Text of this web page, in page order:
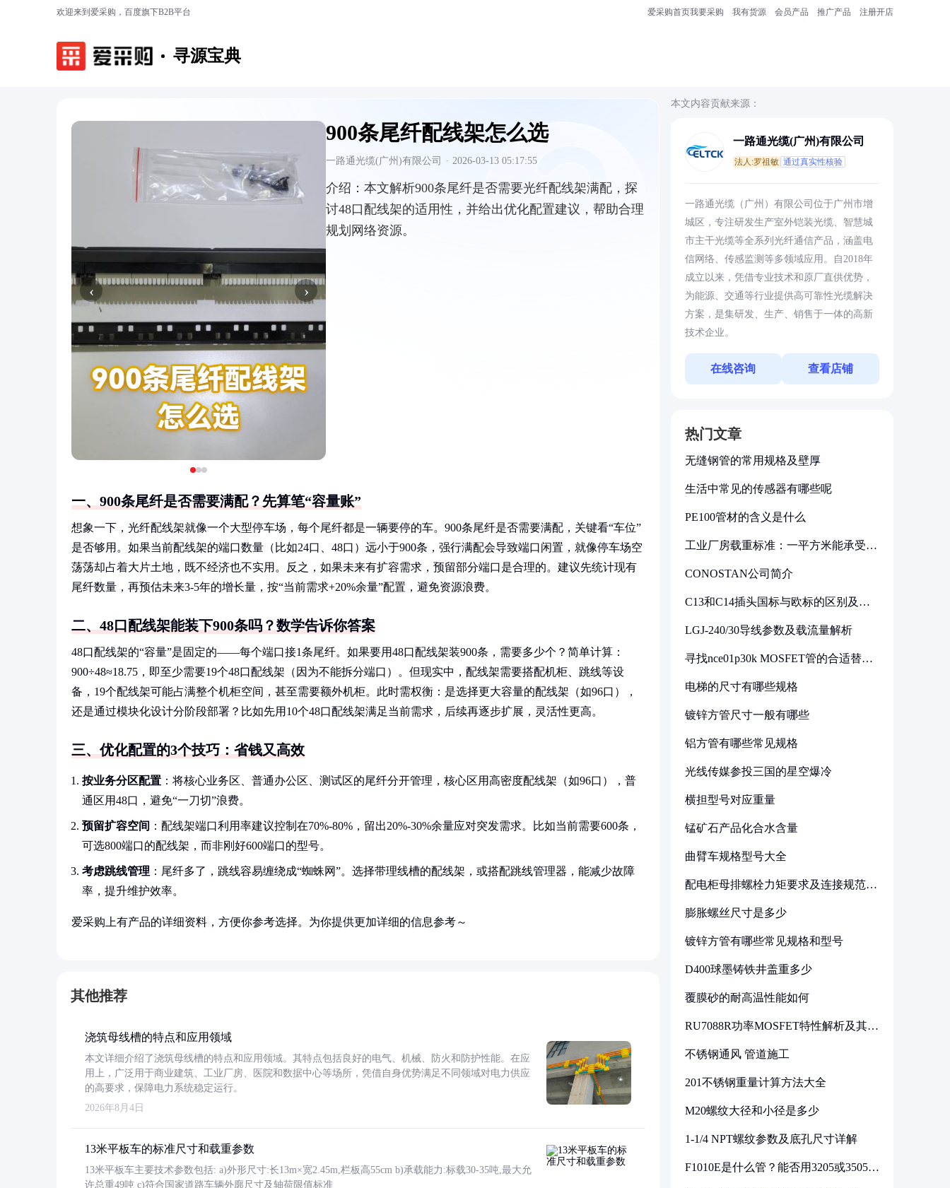
欢迎来到爱采购，百度旗下B2B平台 爱采购首页我要采购 我有货源 会员产品 推广产品 注册开店
寻源宝典
‹ ›
900条尾纤配线架怎么选
一路通光缆(广州)有限公司 · 2026-03-13 05:17:55
介绍： 本文解析900条尾纤是否需要光纤配线架满配，探
讨48口配线架的适用性，并给出优化配置建议，帮助合理
规划网络资源。
一、900条尾纤是否需要满配？先算笔“容量账”
想象一下，光纤配线架就像一个大型停车场，每个尾纤都是一辆要停的车。900条尾纤是否需要满配，关键看“车位”
是否够用。如果当前配线架的端口数量（比如24口、48口）远小于900条，强行满配会导致端口闲置，就像停车场空
荡荡却占着大片土地，既不经济也不实用。反之，如果未来有扩容需求，预留部分端口是合理的。建议先统计现有
尾纤数量，再预估未来3-5年的增长量，按“当前需求+20%余量”配置，避免资源浪费。
二、48口配线架能装下900条吗？数学告诉你答案
48口配线架的“容量”是固定的——每个端口接1条尾纤。如果要用48口配线架装900条，需要多少个？简单计算：
900÷48≈18.75，即至少需要19个48口配线架（因为不能拆分端口）。但现实中，配线架需要搭配机柜、跳线等设
备，19个配线架可能占满整个机柜空间，甚至需要额外机柜。此时需权衡：是选择更大容量的配线架（如96口），
还是通过模块化设计分阶段部署？比如先用10个48口配线架满足当前需求，后续再逐步扩展，灵活性更高。
三、优化配置的3个技巧：省钱又高效
按业务分区配置 ：将核心业务区、普通办公区、测试区的尾纤分开管理，核心区用高密度配线架（如96口），普
通区用48口，避免“一刀切”浪费。
预留扩容空间 ：配线架端口利用率建议控制在70%-80%，留出20%-30%余量应对突发需求。比如当前需要600条，
可选800端口的配线架，而非刚好600端口的型号。
考虑跳线管理 ：尾纤多了，跳线容易缠绕成“蜘蛛网”。选择带理线槽的配线架，或搭配跳线管理器，能减少故障
率，提升维护效率。
爱采购上有产品的详细资料，方便你参考选择。为你提供更加详细的信息参考～
其他推荐
浇筑母线槽的特点和应用领域
本文详细介绍了浇筑母线槽的特点和应用领域。其特点包括良好的电气、机械、防火和防护性能。在应
用上，广泛用于商业建筑、工业厂房、医院和数据中心等场所，凭借自身优势满足不同领域对电力供应
的高要求，保障电力系统稳定运行。
2026年8月4日
13米平板车的标准尺寸和载重参数
13米平板车主要技术参数包括: a)外形尺寸:长13m×宽2.45m,栏板高55cm b)承载能力:标载30-35吨,最大允
许总重49吨 c)符合国家道路车辆外廓尺寸及轴荷限值标准
本文内容贡献来源：
一路通光缆(广州)有限公司
法人:罗祖敏 通过真实性核验
一路通光缆（广州）有限公司位于广州市增
城区，专注研发生产室外铠装光缆、智慧城
市主干光缆等全系列光纤通信产品，涵盖电
信网络、传感监测等多领域应用。自2018年
成立以来，凭借专业技术和原厂直供优势，
为能源、交通等行业提供高可靠性光缆解决
方案，是集研发、生产、销售于一体的高新
技术企业。
在线咨询 查看店铺
热门文章
无缝钢管的常用规格及壁厚
生活中常见的传感器有哪些呢
PE100管材的含义是什么
工业厂房载重标准：一平方米能承受多
CONOSTAN公司简介
C13和C14插头国标与欧标的区别及其
LGJ-240/30导线参数及载流量解析
寻找nce01p30k MOSFET管的合适替代
电梯的尺寸有哪些规格
镀锌方管尺寸一般有哪些
铝方管有哪些常见规格
光线传媒参投三国的星空爆冷
横担型号对应重量
锰矿石产品化合水含量
曲臂车规格型号大全
配电柜母排螺栓力矩要求及连接规范详
膨胀螺丝尺寸是多少
镀锌方管有哪些常见规格和型号
D400球墨铸铁井盖重多少
覆膜砂的耐高温性能如何
RU7088R功率MOSFET特性解析及其在
不锈钢通风 管道施工
201不锈钢重量计算方法大全
M20螺纹大径和小径是多少
1-1/4 NPT螺纹参数及底孔尺寸详解
F1010E是什么管？能否用3205或3505代